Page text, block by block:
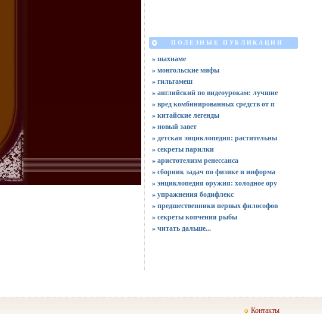
ПОЛЕЗНЫЕ ПУБЛИКАЦИИ
» шахнаме
» монгольские мифы
» гильгамеш
» английский по видеоурокам: лучшие
» вред комбинированных средств от п
» китайские легенды
» новый завет
» детская энциклопедия: растительны
» секреты парилки
» аристотелизм ренессанса
» сборник задач по физике и информа
» энциклопедия оружия: холодное ору
» упражнения бодифлекс
» предшественники первых философов
» секреты копчения рыбы
»читать дальше...
Контакты